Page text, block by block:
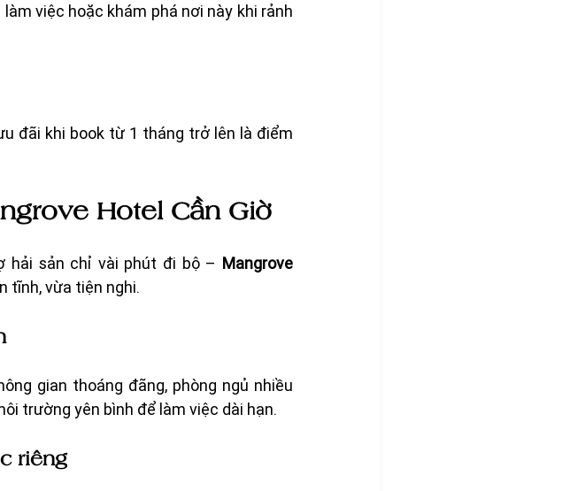
việc hoặc khám phá nơi này khi rảnh
đãi khi book từ 1 tháng trở lên là điểm
Hotel Cần Giờ
hải sản chỉ vài phút đi bộ – Mangrove
tĩnh, vừa tiện nghi.
gian thoáng đãng, phòng ngủ nhiều
trường yên bình để làm việc dài hạn.
riêng